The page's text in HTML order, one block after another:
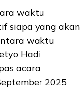
waktu
siapa yang akan
waktu
Hadi
acara
2025